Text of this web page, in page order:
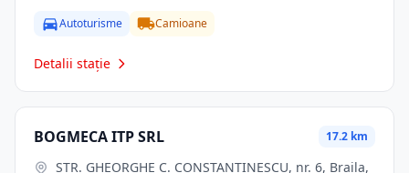
Autoturisme Camioane
Detalii stație
BOGMECA ITP SRL 17.2 km